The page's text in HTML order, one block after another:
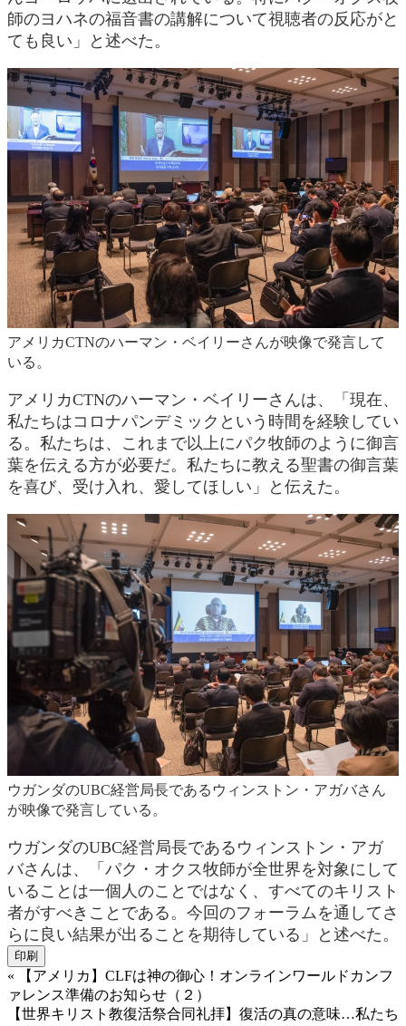
師のヨハネの福音書の講解について視聴者の反応がと
ても良い」と述べた。
アメリカCTNのハーマン・ベイリーさんが映像で発言して
いる。
アメリカCTNのハーマン・ベイリーさんは、「現在、
私たちはコロナパンデミックという時間を経験してい
る。私たちは、これまで以上にパク牧師のように御言
葉を伝える方が必要だ。私たちに教える聖書の御言葉
を喜び、受け入れ、愛してほしい」と伝えた。
ウガンダのUBC経営局長であるウィンストン・アガバさん
が映像で発言している。
ウガンダのUBC経営局長であるウィンストン・アガ
バさんは、「パク・オクス牧師が全世界を対象にして
いることは一個人のことではなく、すべてのキリスト
者がすべきことである。今回のフォーラムを通してさ
らに良い結果が出ることを期待している」と述べた。
印刷
«
【アメリカ】CLFは神の御心！オンラインワールドカンフ
ァレンス準備のお知らせ（２）
【世界キリスト教復活祭合同礼拝】復活の真の意味…私たち